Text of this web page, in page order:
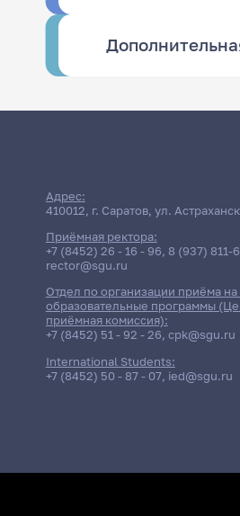
Адрес:
410012, г. Саратов, ул.
Приёмная ректора:
+7 (8452) 26 - 16 - 96, 8 (937) 811-
rector@sgu.ru
Отдел по организации приёма
образовательные программы
приёмная комиссия):
+7 (8452) 51 - 92 - 26, cpk@sgu.ru
International Students:
+7 (8452) 50 - 87 - 07, ied@sgu.ru